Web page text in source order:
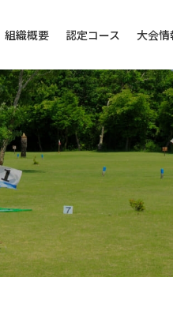
組織概要 認定コース 大会情